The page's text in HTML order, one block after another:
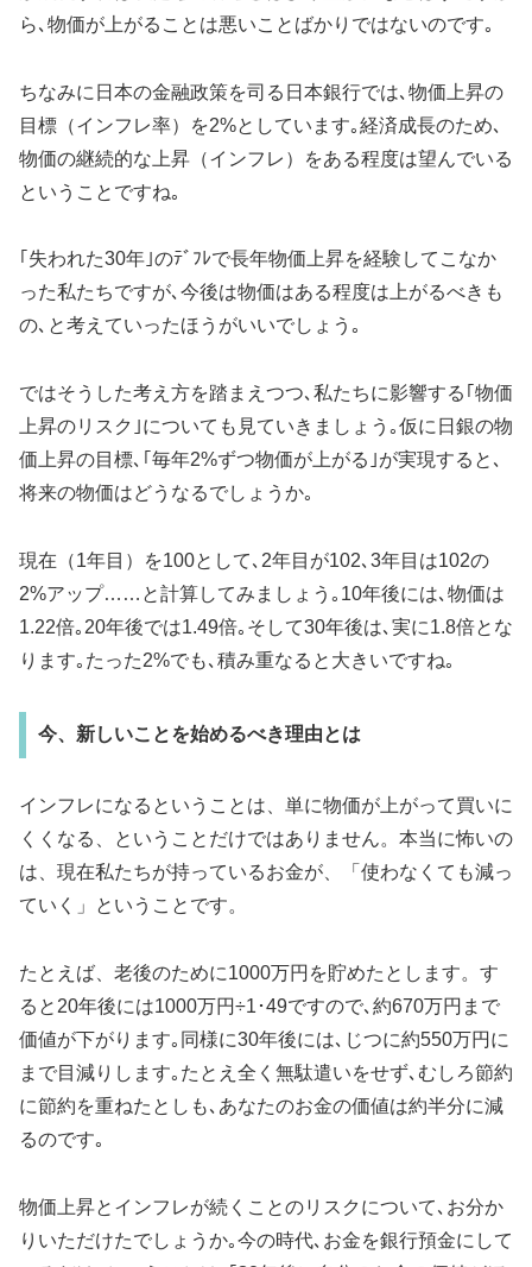
ら､物価が上がることは悪いことばかりではないのです｡
ちなみに日本の金融政策を司る日本銀行では､物価上昇の
目標（インフレ率）を2%としています｡経済成長のため､
物価の継続的な上昇（インフレ）をある程度は望んでいる
ということですね｡
｢失われた30年｣のﾃﾞﾌﾚで長年物価上昇を経験してこなか
った私たちですが､今後は物価はある程度は上がるべきも
の､と考えていったほうがいいでしょう｡
ではそうした考え方を踏まえつつ､私たちに影響する｢物価
上昇のリスク｣についても見ていきましょう｡仮に日銀の物
価上昇の目標､｢毎年2%ずつ物価が上がる｣が実現すると､
将来の物価はどうなるでしょうか｡
現在（1年目）を100として､2年目が102､3年目は102の
2%アップ……と計算してみましょう｡10年後には､物価は
1.22倍｡20年後では1.49倍｡そして30年後は､実に1.8倍とな
ります｡たった2%でも､積み重なると大きいですね｡
今、新しいことを始めるべき理由とは
インフレになるということは、単に物価が上がって買いに
くくなる、ということだけではありません。本当に怖いの
は、現在私たちが持っているお金が、「使わなくても減っ
ていく」ということです。
たとえば、老後のために1000万円を貯めたとします。す
ると20年後には1000万円÷1･49ですので､約670万円まで
価値が下がります｡同様に30年後には､じつに約550万円に
まで目減りします｡たとえ全く無駄遣いをせず､むしろ節約
に節約を重ねたとしも､あなたのお金の価値は約半分に減
るのです｡
物価上昇とインフレが続くことのリスクについて､お分か
りいただけたでしょうか｡今の時代､お金を銀行預金にして